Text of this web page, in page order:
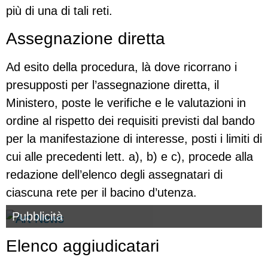
più di una di tali reti.
Assegnazione diretta
Ad esito della procedura, là dove ricorrano i
presupposti per l’assegnazione diretta, il
Ministero, poste le verifiche e le valutazioni in
ordine al rispetto dei requisiti previsti dal bando
per la manifestazione di interesse, posti i limiti di
cui alle precedenti lett. a), b) e c), procede alla
redazione dell’elenco degli assegnatari di
ciascuna rete per il bacino d’utenza.
Pubblicità
Elenco aggiudicatari